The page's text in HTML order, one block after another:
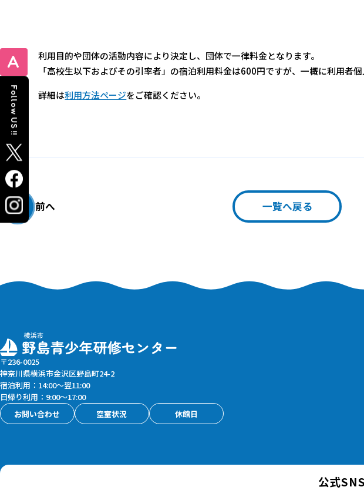
利用目的や団体の活動内容により決定し、団体で一律料金となります。
「高校生以下およびその引率者」の宿泊利用料金は600円ですが、一概に利用者
詳細は利用方法ページをご確認ください。
‹ 前へ 一覧へ戻る
Follow US !!
〒236-0025
神奈川県横浜市金沢区野島町24-2
宿泊利用：14:00〜翌11:00
日帰り利用：9:00〜17:00
お問い合わせ
空室状況 休館日
公式SNS